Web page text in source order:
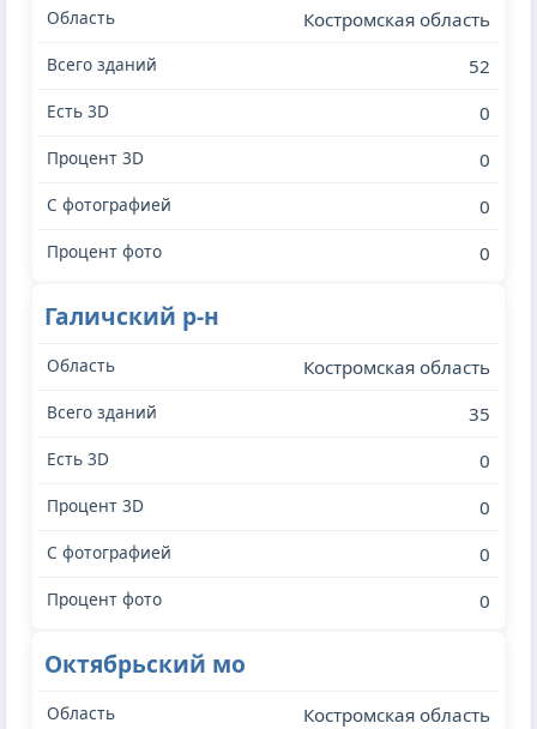
Костромская область
52
0
0
0
0
Галичский р-н
Костромская область
35
0
0
0
0
Октябрьский мо
Костромская область